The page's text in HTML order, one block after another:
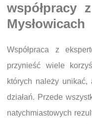
współpracy
Mysłowicach
Współpraca z
przynieść wiele
których należy unikać,
działań. Przede
natychmiastowych